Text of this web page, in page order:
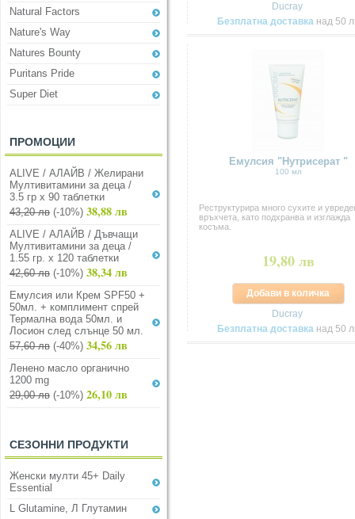
Natural Factors
Nature's Way
Natures Bounty
Puritans Pride
Super Diet
ПРОМОЦИИ
ALIVE / АЛАЙВ / Желирани
Мултивитамини за деца /
3.5 гр х 90 таблетки
43,20 лв (-10%) 38,88 лв
ALIVE / АЛАЙВ / Дъвчащи
Мултивитамини за деца /
1.55 гр. х 120 таблетки
42,60 лв (-10%) 38,34 лв
Емулсия или Крем SPF50 +
50мл. + комплимент спрей
Термална вода 50мл. и
Лосион след слънце 50 мл.
57,60 лв (-40%) 34,56 лв
Ленено масло органично
1200 mg
29,00 лв (-10%) 26,10 лв
СЕЗОННИ ПРОДУКТИ
Женски мулти 45+ Daily
Essential
L Glutamine, Л Глутамин
Ducray
Безплатна доставка над 50
Емулсия "Нутрисерат "
100 мл
Реструктурира много сухите и
връхчета, като подхранва и изглажда
косъма.
19,80 лв
Добави в количка
Ducray
Безплатна доставка над 50